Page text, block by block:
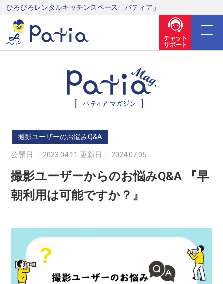
ひろびろレンタルキッチンスペース「パティア」
チャット
サポート
撮影ユーザーのお悩みQ&A
公開日： 2023.04.11 更新日： 2024.07.05
撮影ユーザーからのお悩みQ&A 『早
朝利用は可能ですか？』